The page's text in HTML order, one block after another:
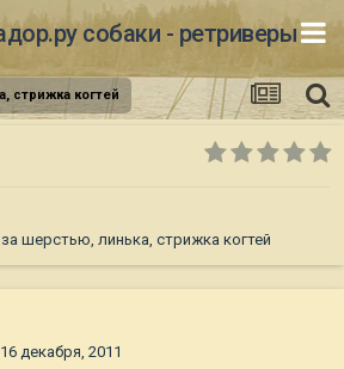
собаки - ретриверы
стрижка когтей
шерстью, линька, стрижка когтей
16 декабря, 2011